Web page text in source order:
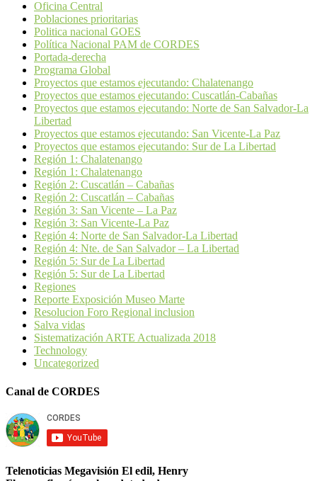
Oficina Central
Poblaciones prioritarias
Politica nacional GOES
Política Nacional PAM de CORDES
Portada-derecha
Programa Global
Proyectos que estamos ejecutando: Chalatenango
Proyectos que estamos ejecutando: Cuscatlán-Cabañas
Proyectos que estamos ejecutando: Norte de San Salvador-La
Libertad
Proyectos que estamos ejecutando: San Vicente-La Paz
Proyectos que estamos ejecutando: Sur de La Libertad
Región 1: Chalatenango
Región 1: Chalatenango
Región 2: Cuscatlán – Cabañas
Región 2: Cuscatlán – Cabañas
Región 3: San Vicente – La Paz
Región 3: San Vicente-La Paz
Región 4: Norte de San Salvador-La Libertad
Región 4: Nte. de San Salvador – La Libertad
Región 5: Sur de La Libertad
Región 5: Sur de La Libertad
Regiones
Reporte Exposición Museo Marte
Resolucion Foro Regional inclusion
Salva vidas
Sistematización ARTE Actualizada 2018
Technology
Uncategorized
Canal de CORDES
Telenoticias Megavisión El edil, Henry